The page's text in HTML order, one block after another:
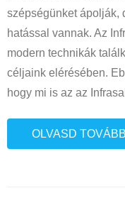
szépségünket ápolják,
hatással vannak. Az
modern technikák
céljaink elérésében.
hogy mi is az az
OLVASD TOVÁBB